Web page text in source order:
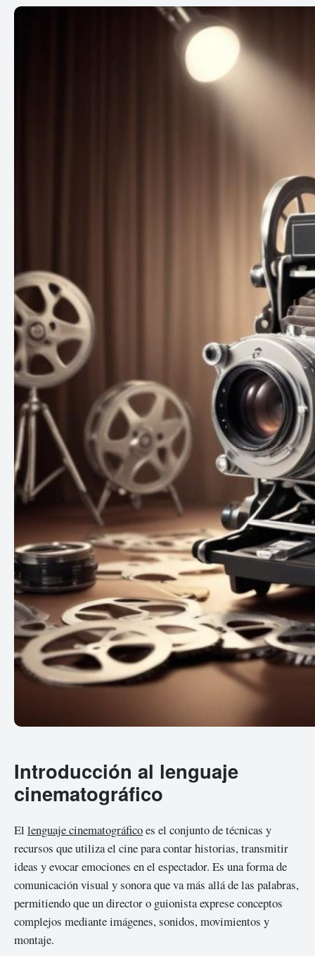
Introducción al lenguaje
cinematográfico
El lenguaje cinematográficoes el conjunto de técnicas y
recursos que utiliza el cine para contar historias, transmitir
ideas y evocar emociones en el espectador. Es una forma de
comunicación visual y sonora que va más allá de las palabras,
permitiendo que un director o guionista exprese conceptos
complejos mediante imágenes, sonidos, movimientos y
montaje.